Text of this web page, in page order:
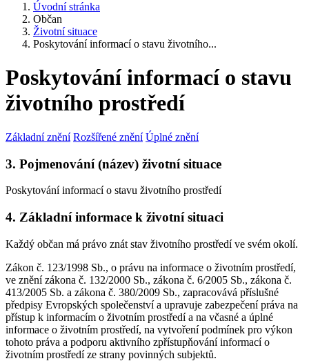
Úvodní stránka
Občan
Životní situace
Poskytování informací o stavu životního...
Poskytování informací o stavu
životního prostředí
Základní znění Rozšířené znění Úplné znění
3. Pojmenování (název) životní situace
Poskytování informací o stavu životního prostředí
4. Základní informace k životní situaci
Každý občan má právo znát stav životního prostředí ve svém okolí.
Zákon č. 123/1998 Sb., o právu na informace o životním prostředí,
ve znění zákona č. 132/2000 Sb., zákona č. 6/2005 Sb., zákona č.
413/2005 Sb. a zákona č. 380/2009 Sb., zapracovává příslušné
předpisy Evropských společenství a upravuje zabezpečení práva na
přístup k informacím o životním prostředí a na včasné a úplné
informace o životním prostředí, na vytvoření podmínek pro výkon
tohoto práva a podporu aktivního zpřístupňování informací o
životním prostředí ze strany povinných subjektů.